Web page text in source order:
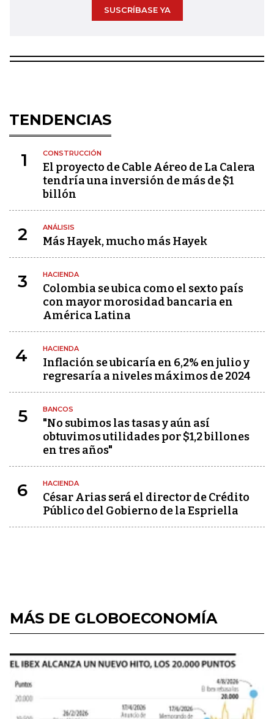
SUSCRÍBASE YA
TENDENCIAS
1 CONSTRUCCIÓN
El proyecto de Cable Aéreo de La Calera
tendría una inversión de más de $1
billón
2 ANÁLISIS
Más Hayek, mucho más Hayek
3 HACIENDA
Colombia se ubica como el sexto país
con mayor morosidad bancaria en
América Latina
4 HACIENDA
Inflación se ubicaría en 6,2% en julio y
regresaría a niveles máximos de 2024
5 BANCOS
"No subimos las tasas y aún así
obtuvimos utilidades por $1,2 billones
en tres años"
6 HACIENDA
César Arias será el director de Crédito
Público del Gobierno de la Espriella
MÁS DE GLOBOECONOMÍA